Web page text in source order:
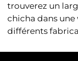
trouverez un
chicha dans une
différents